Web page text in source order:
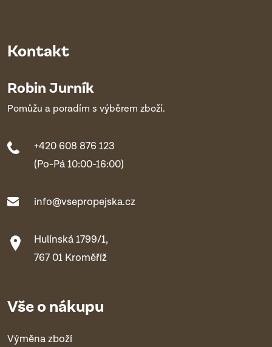
Kontakt
Robin Jurník
Pomůžu a poradím s výběrem zboží.
+420 608 876 123
(Po-Pá 10:00-16:00)
info@vsepropejska.cz
Hulínská 1799/1,
767 01 Kroměříž
Vše o nákupu
Výměna zboží